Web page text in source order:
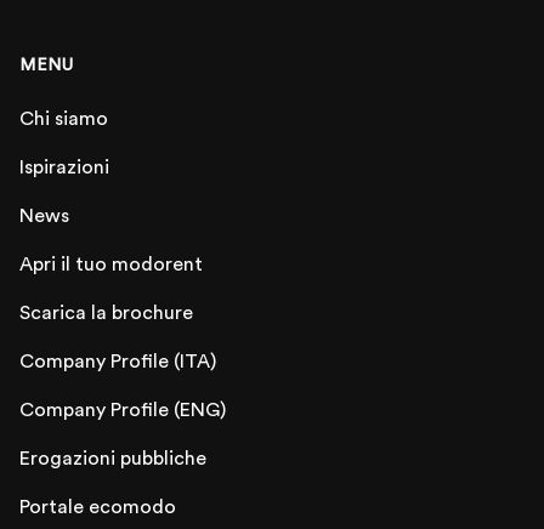
MENU
Chi siamo
Ispirazioni
News
Apri il tuo modorent
Scarica la brochure
Company Profile (ITA)
Company Profile (ENG)
Erogazioni pubbliche
Portale ecomodo